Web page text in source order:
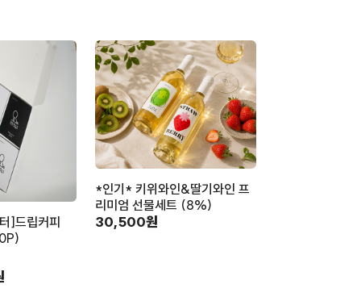
]드립커피
*인기* 키위와인&딸기와인 프
리미엄 선물세트 (8%)
30,500원